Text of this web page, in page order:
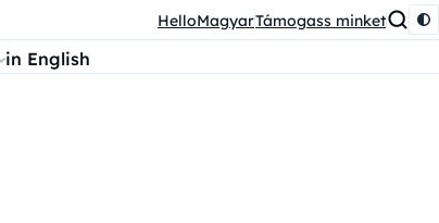
HelloMagyarTámogass minket
in English